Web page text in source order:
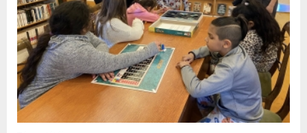
Szalagavató ünnepség
Farsang a zeneiskolában
Óévértékelő és újévköszöntő 2025-2026